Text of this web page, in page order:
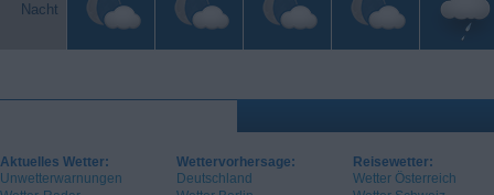
Nacht
Aktuelles Wetter:
Unwetterwarnungen
Wettervorhersage:
Deutschland
Reisewetter:
Wetter Österreich